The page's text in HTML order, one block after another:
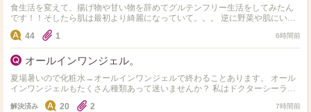
食生活を変えて、揚げ物や甘い物を辞めてグルテンフリー生活をしてみたん
です！！そしたら肌は最初より綺麗になっていて。。。 逆に野菜や肌にいい
ものしか食べれず 揚げ物や小麦やお菓子や米、味が濃ゆい…
44 1 6時間前
オールインワンジェル。
夏場暑いので化粧水→オールインワンジェルで終わることあります。 オール
インワンジェルもたくさん種類あって迷いませんか？ 私はドクターシーラボ
のセンシティブジェル敏感肌用を使用してます。 オス…
解決済み 20 2 7時間前